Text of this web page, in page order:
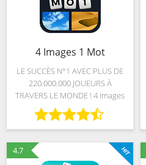
4 Images 1 Mot
LE SUCCÈS N°1 AVEC PLUS DE
220.000.000 JOUEURS À
TRAVERS LE MONDE ! 4 images
qui ont 1 mot en commun –
lequel ? Découvrez pourquoi
tout le monde adore ce jeu - et
PLONGEZ DANS LE PLAISIR !
4.7